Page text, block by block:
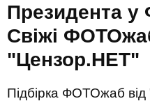
Президента
Свіжі
"Цензор.НЕТ"
Підбірка ФОТОжаб